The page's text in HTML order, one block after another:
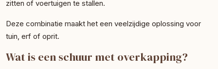
zitten of voertuigen te stallen.
Deze combinatie maakt het een veelzijdige oplossing voor
tuin, erf of oprit.
Wat is een schuur met overkapping?